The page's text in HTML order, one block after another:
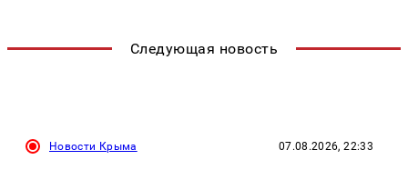
Следующая новость
Новости Крыма 07.08.2026, 22:33